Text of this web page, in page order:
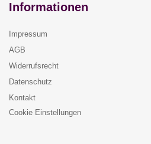
Informationen
Impressum
AGB
Widerrufsrecht
Datenschutz
Kontakt
Cookie Einstellungen